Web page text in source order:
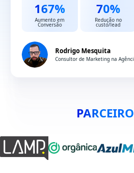
167%
Aumento em
Conversão
70%
Redução no
custo/lead
Rodrigo Mesquita
Consultor de Marketing na